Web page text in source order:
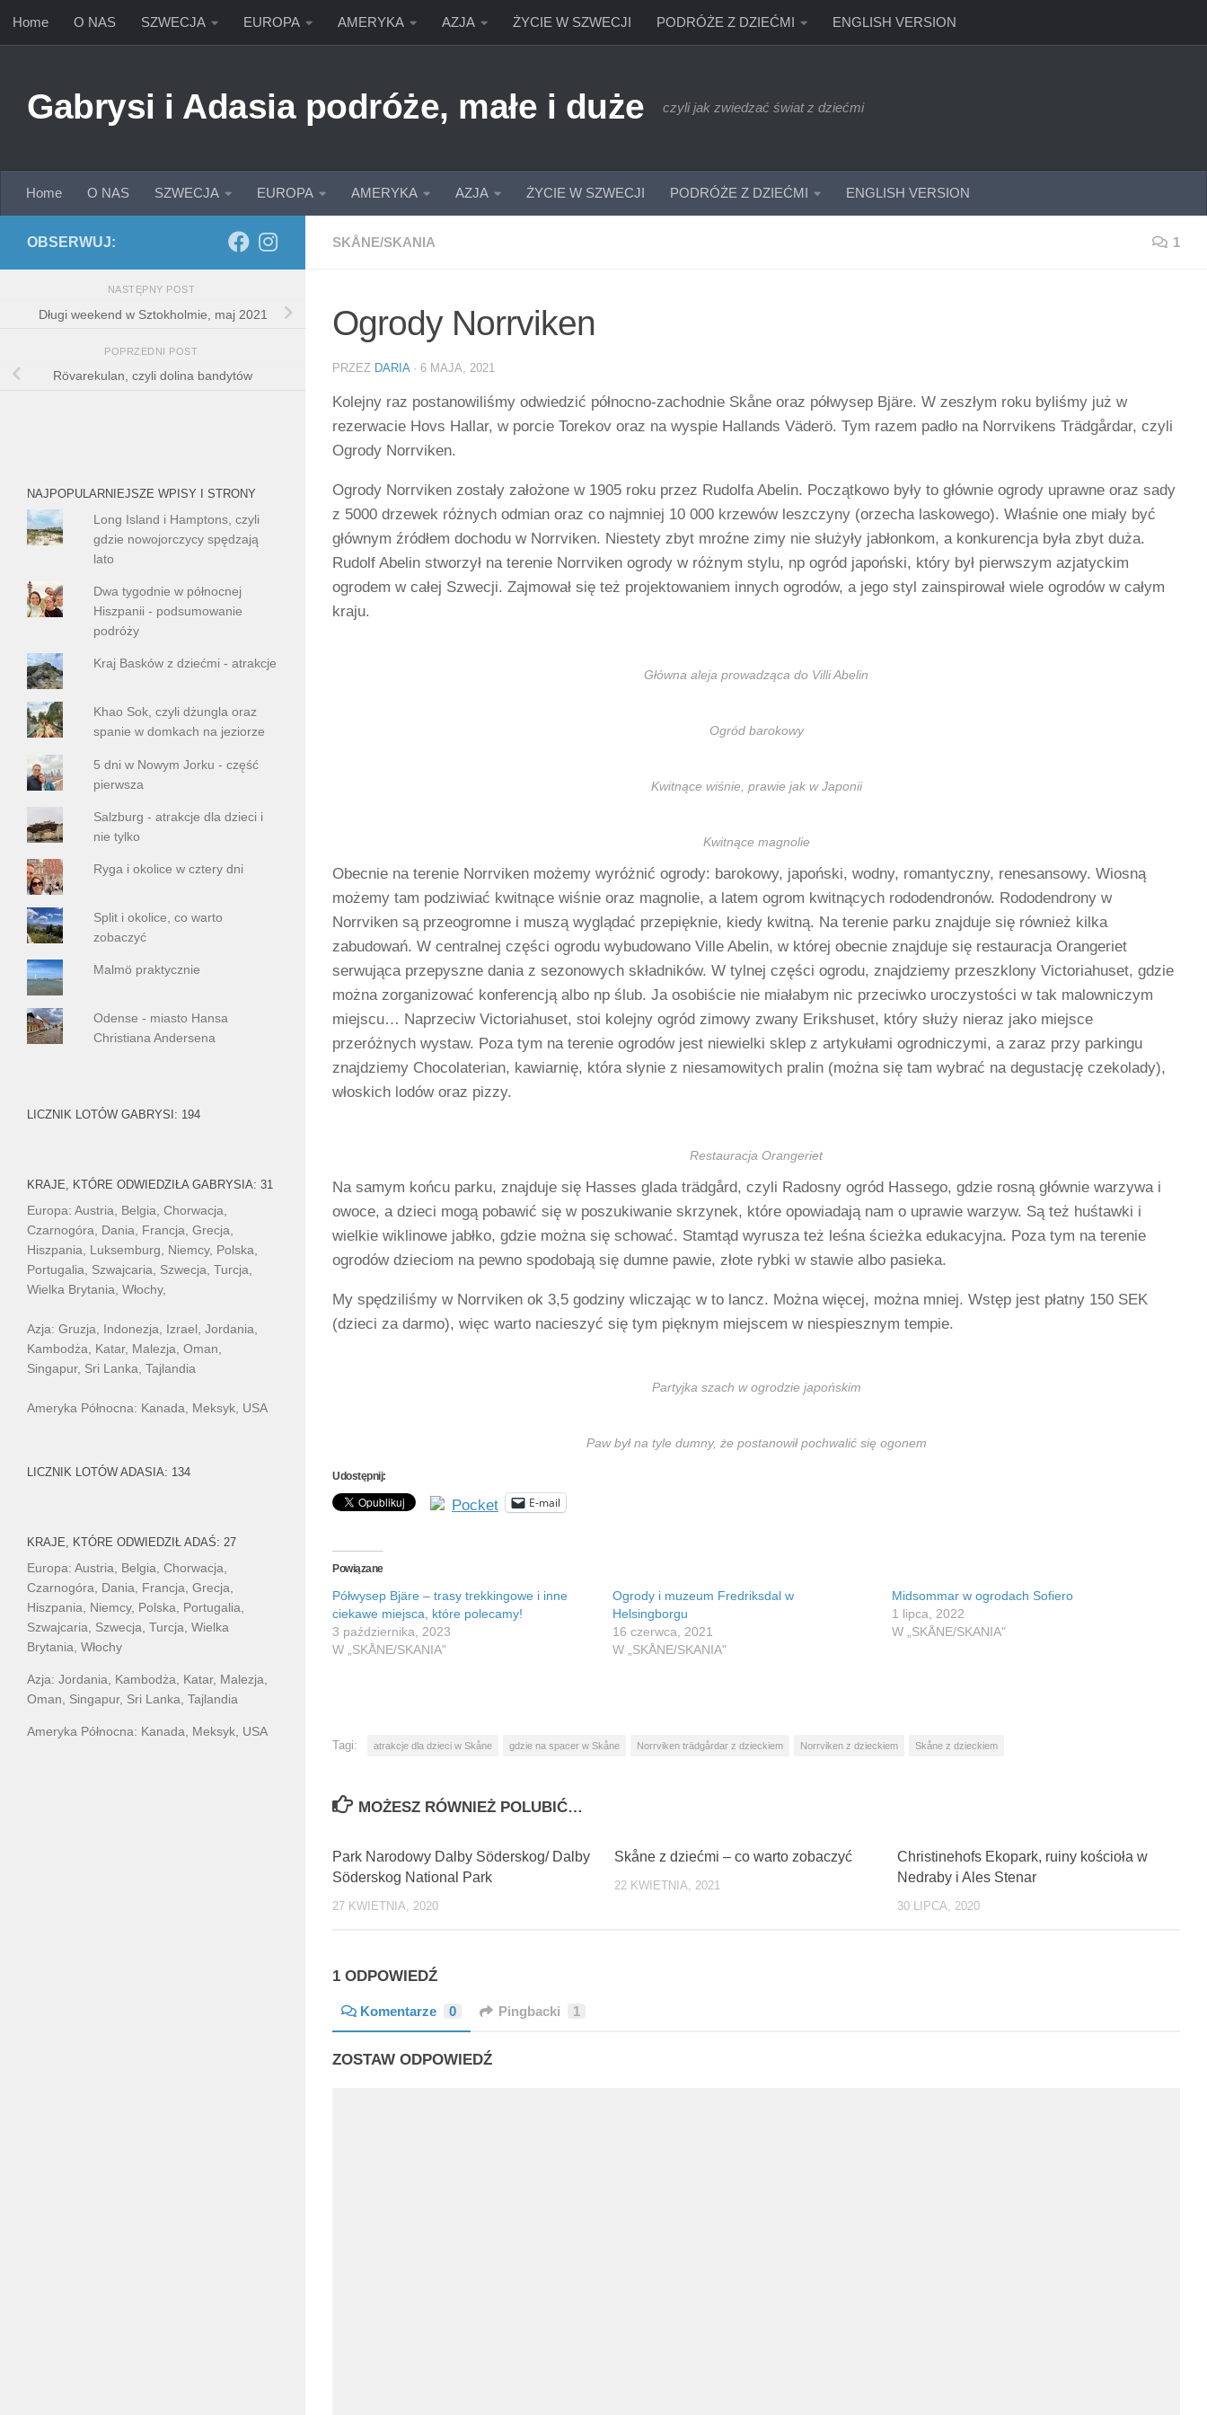
Przejdź do treści
Home O NAS SZWECJA EUROPA AMERYKA AZJA ŻYCIE W SZWECJI PODRÓŻE Z DZIEĆMI ENGLISH VERSION
Gabrysi i Adasia podróże, małe i duże czyli jak zwiedzać świat z dziećmi
Home O NAS SZWECJA EUROPA AMERYKA AZJA ŻYCIE W SZWECJI PODRÓŻE Z DZIEĆMI ENGLISH VERSION
SKÅNE/SKANIA 1
Ogrody Norrviken
PRZEZ DARIA · 6 MAJA, 2021
Kolejny raz postanowiliśmy odwiedzić północno-zachodnie Skåne oraz półwysep Bjäre. W zeszłym roku byliśmy już w
rezerwacie Hovs Hallar, w porcie Torekov oraz na wyspie Hallands Väderö. Tym razem padło na Norrvikens Trädgårdar, czyli
Ogrody Norrviken.
Ogrody Norrviken zostały założone w 1905 roku przez Rudolfa Abelin. Początkowo były to głównie ogrody uprawne oraz sady
z 5000 drzewek różnych odmian oraz co najmniej 10 000 krzewów leszczyny (orzecha laskowego). Właśnie one miały być
głównym źródłem dochodu w Norrviken. Niestety zbyt mroźne zimy nie służyły jabłonkom, a konkurencja była zbyt duża.
Rudolf Abelin stworzył na terenie Norrviken ogrody w różnym stylu, np ogród japoński, który był pierwszym azjatyckim
ogrodem w całej Szwecji. Zajmował się też projektowaniem innych ogrodów, a jego styl zainspirował wiele ogrodów w całym
kraju.
Główna aleja prowadząca do Villi Abelin
Ogród barokowy
Kwitnące wiśnie, prawie jak w Japonii
Kwitnące magnolie
Obecnie na terenie Norrviken możemy wyróżnić ogrody: barokowy, japoński, wodny, romantyczny, renesansowy. Wiosną
możemy tam podziwiać kwitnące wiśnie oraz magnolie, a latem ogrom kwitnących rododendronów. Rododendrony w
Norrviken są przeogromne i muszą wyglądać przepięknie, kiedy kwitną. Na terenie parku znajduje się również kilka
zabudowań. W centralnej części ogrodu wybudowano Ville Abelin, w której obecnie znajduje się restauracja Orangeriet
serwująca przepyszne dania z sezonowych składników. W tylnej części ogrodu, znajdziemy przeszklony Victoriahuset, gdzie
można zorganizować konferencją albo np ślub. Ja osobiście nie miałabym nic przeciwko uroczystości w tak malowniczym
miejscu… Naprzeciw Victoriahuset, stoi kolejny ogród zimowy zwany Erikshuset, który służy nieraz jako miejsce
przeróżnych wystaw. Poza tym na terenie ogrodów jest niewielki sklep z artykułami ogrodniczymi, a zaraz przy parkingu
znajdziemy Chocolaterian, kawiarnię, która słynie z niesamowitych pralin (można się tam wybrać na degustację czekolady),
włoskich lodów oraz pizzy.
Restauracja Orangeriet
Na samym końcu parku, znajduje się Hasses glada trädgård, czyli Radosny ogród Hassego, gdzie rosną głównie warzywa i
owoce, a dzieci mogą pobawić się w poszukiwanie skrzynek, które opowiadają nam o uprawie warzyw. Są też huśtawki i
wielkie wiklinowe jabłko, gdzie można się schować. Stamtąd wyrusza też leśna ścieżka edukacyjna. Poza tym na terenie
ogrodów dzieciom na pewno spodobają się dumne pawie, złote rybki w stawie albo pasieka.
My spędziliśmy w Norrviken ok 3,5 godziny wliczając w to lancz. Można więcej, można mniej. Wstęp jest płatny 150 SEK
(dzieci za darmo), więc warto nacieszyć się tym pięknym miejscem w niespiesznym tempie.
Partyjka szach w ogrodzie japońskim
Paw był na tyle dumny, że postanowił pochwalić się ogonem
Udostępnij:
Pocket E-mail
Powiązane
Półwysep Bjäre – trasy trekkingowe i inne
ciekawe miejsca, które polecamy!
3 października, 2023
W „SKÅNE/SKANIA"
Ogrody i muzeum Fredriksdal w
Helsingborgu
16 czerwca, 2021
W „SKÅNE/SKANIA"
Midsommar w ogrodach Sofiero
1 lipca, 2022
W „SKÅNE/SKANIA"
Tagi: atrakcje dla dzieci w Skåne gdzie na spacer w Skåne Norrviken trädgårdar z dzieckiem Norrviken z dzieckiem Skåne z dzieckiem
MOŻESZ RÓWNIEŻ POLUBIĆ…
Park Narodowy Dalby Söderskog/ Dalby
Söderskog National Park
27 KWIETNIA, 2020
Skåne z dziećmi – co warto zobaczyć
22 KWIETNIA, 2021
Christinehofs Ekopark, ruiny kościoła w
Nedraby i Ales Stenar
30 LIPCA, 2020
1 ODPOWIEDŹ
Komentarze 0 Pingbacki 1
ZOSTAW ODPOWIEDŹ
OBSERWUJ:
NASTĘPNY POST
Długi weekend w Sztokholmie, maj 2021
POPRZEDNI POST
Rövarekulan, czyli dolina bandytów
NAJPOPULARNIEJSZE WPISY I STRONY
Long Island i Hamptons, czyli
gdzie nowojorczycy spędzają
lato
Dwa tygodnie w północnej
Hiszpanii - podsumowanie
podróży
Kraj Basków z dziećmi - atrakcje
Khao Sok, czyli dżungla oraz
spanie w domkach na jeziorze
5 dni w Nowym Jorku - część
pierwsza
Salzburg - atrakcje dla dzieci i
nie tylko
Ryga i okolice w cztery dni
Split i okolice, co warto
zobaczyć
Malmö praktycznie
Odense - miasto Hansa
Christiana Andersena
LICZNIK LOTÓW GABRYSI: 194
KRAJE, KTÓRE ODWIEDZIŁA GABRYSIA: 31
Europa: Austria, Belgia, Chorwacja,
Czarnogóra, Dania, Francja, Grecja,
Hiszpania, Luksemburg, Niemcy, Polska,
Portugalia, Szwajcaria, Szwecja, Turcja,
Wielka Brytania, Włochy,
Azja: Gruzja, Indonezja, Izrael, Jordania,
Kambodża, Katar, Malezja, Oman,
Singapur, Sri Lanka, Tajlandia
Ameryka Północna: Kanada, Meksyk, USA
LICZNIK LOTÓW ADASIA: 134
KRAJE, KTÓRE ODWIEDZIŁ ADAŚ: 27
Europa: Austria, Belgia, Chorwacja,
Czarnogóra, Dania, Francja, Grecja,
Hiszpania, Niemcy, Polska, Portugalia,
Szwajcaria, Szwecja, Turcja, Wielka
Brytania, Włochy
Azja: Jordania, Kambodża, Katar, Malezja,
Oman, Singapur, Sri Lanka, Tajlandia
Ameryka Północna: Kanada, Meksyk, USA